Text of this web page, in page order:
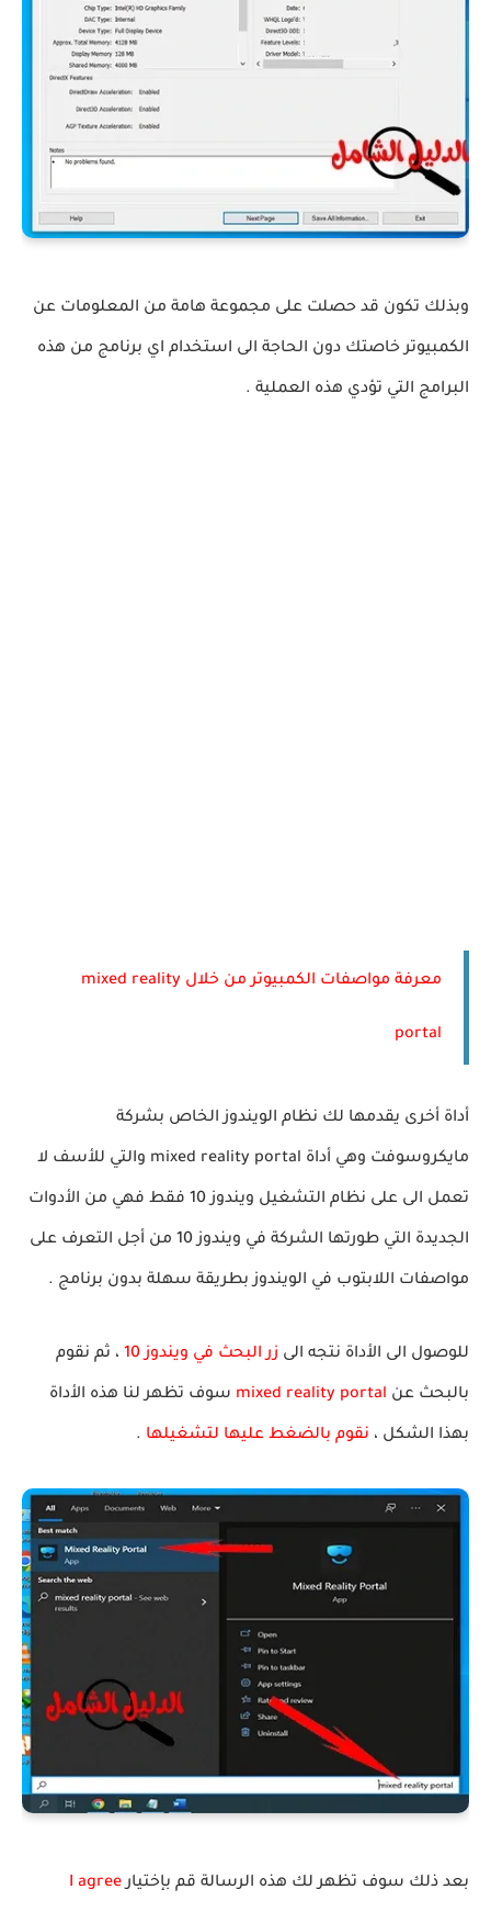
وبذلك تكون قد حصلت على مجموعة هامة من المعلومات عن
الكمبيوتر خاصتك دون الحاجة الى استخدام اي برنامج من هذه
البرامج التي تؤدي هذه العملية .
معرفة مواصفات الكمبيوتر من خلال mixed reality
portal
أداة أخرى يقدمها لك نظام الويندوز الخاص بشركة
مايكروسوفت وهي أداة mixed reality portal والتي للأسف لا
تعمل الى على نظام التشغيل ويندوز 10 فقط فهي من الأدوات
الجديدة التي طورتها الشركة في ويندوز 10 من أجل التعرف على
مواصفات اللابتوب في الويندوز بطريقة سهلة بدون برنامج .
للوصول الى الأداة نتجه الى زر البحث في ويندوز 10 ، ثم نقوم
بالبحث عن mixed reality portal سوف تظهر لنا هذه الأداة
بهذا الشكل ، نقوم بالضغط عليها لتشغيلها .
بعد ذلك سوف تظهر لك هذه الرسالة قم بإختيارI agree